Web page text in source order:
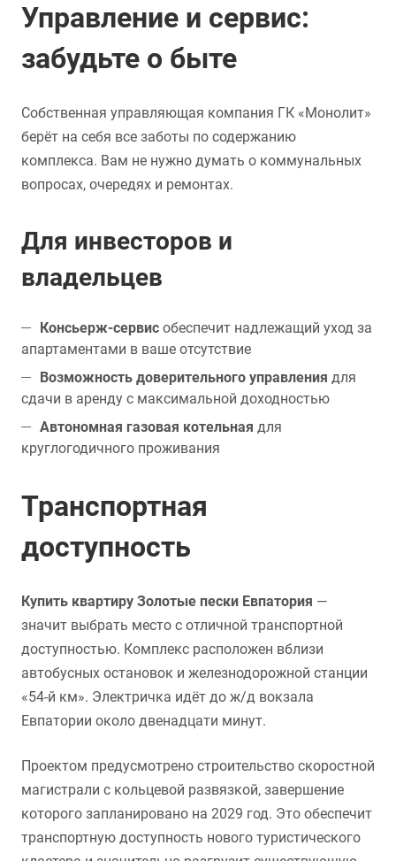
Управление и сервис:
забудьте о быте
Собственная управляющая компания ГК «Монолит»
берёт на себя все заботы по содержанию
комплекса. Вам не нужно думать о коммунальных
вопросах, очередях и ремонтах.
Для инвесторов и
владельцев
Консьерж-сервис обеспечит надлежащий уход за
апартаментами в ваше отсутствие
Возможность доверительного управления для
сдачи в аренду с максимальной доходностью
Автономная газовая котельная для
круглогодичного проживания
Транспортная
доступность
Купить квартиру Золотые пески Евпатория —
значит выбрать место с отличной транспортной
доступностью. Комплекс расположен вблизи
автобусных остановок и железнодорожной станции
«54-й км». Электричка идёт до ж/д вокзала
Евпатории около двенадцати минут.
Проектом предусмотрено строительство скоростной
магистрали с кольцевой развязкой, завершение
которого запланировано на 2029 год. Это обеспечит
транспортную доступность нового туристического